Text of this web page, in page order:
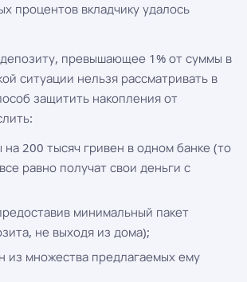
процентов вкладчику удалось
превышающее 1% от суммы в
ситуации нельзя рассматривать в
защитить накопления от
200 тысяч гривен в одном банке (то
равно получат свои деньги с
минимальный пакет
не выходя из дома);
из множества предлагаемых ему